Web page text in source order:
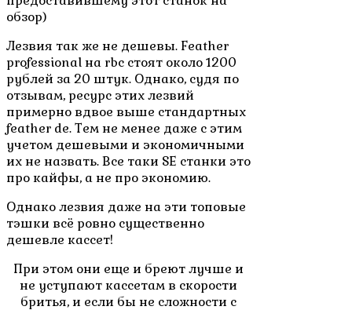
обзор)
Лезвия так же не дешевы. Feather
professional на rbc стоят около 1200
рублей за 20 штук. Однако, судя по
отзывам, ресурс этих лезвий
примерно вдвое выше стандартных
feather de. Тем не менее даже с этим
учетом дешевыми и экономичными
их не назвать. Все таки SE станки это
про кайфы, а не про экономию.
Однако лезвия даже на эти топовые
тэшки всё ровно существенно
дешевле кассет!
При этом они еще и бреют лучше и
не уступают кассетам в скорости
бритья, и если бы не сложности с